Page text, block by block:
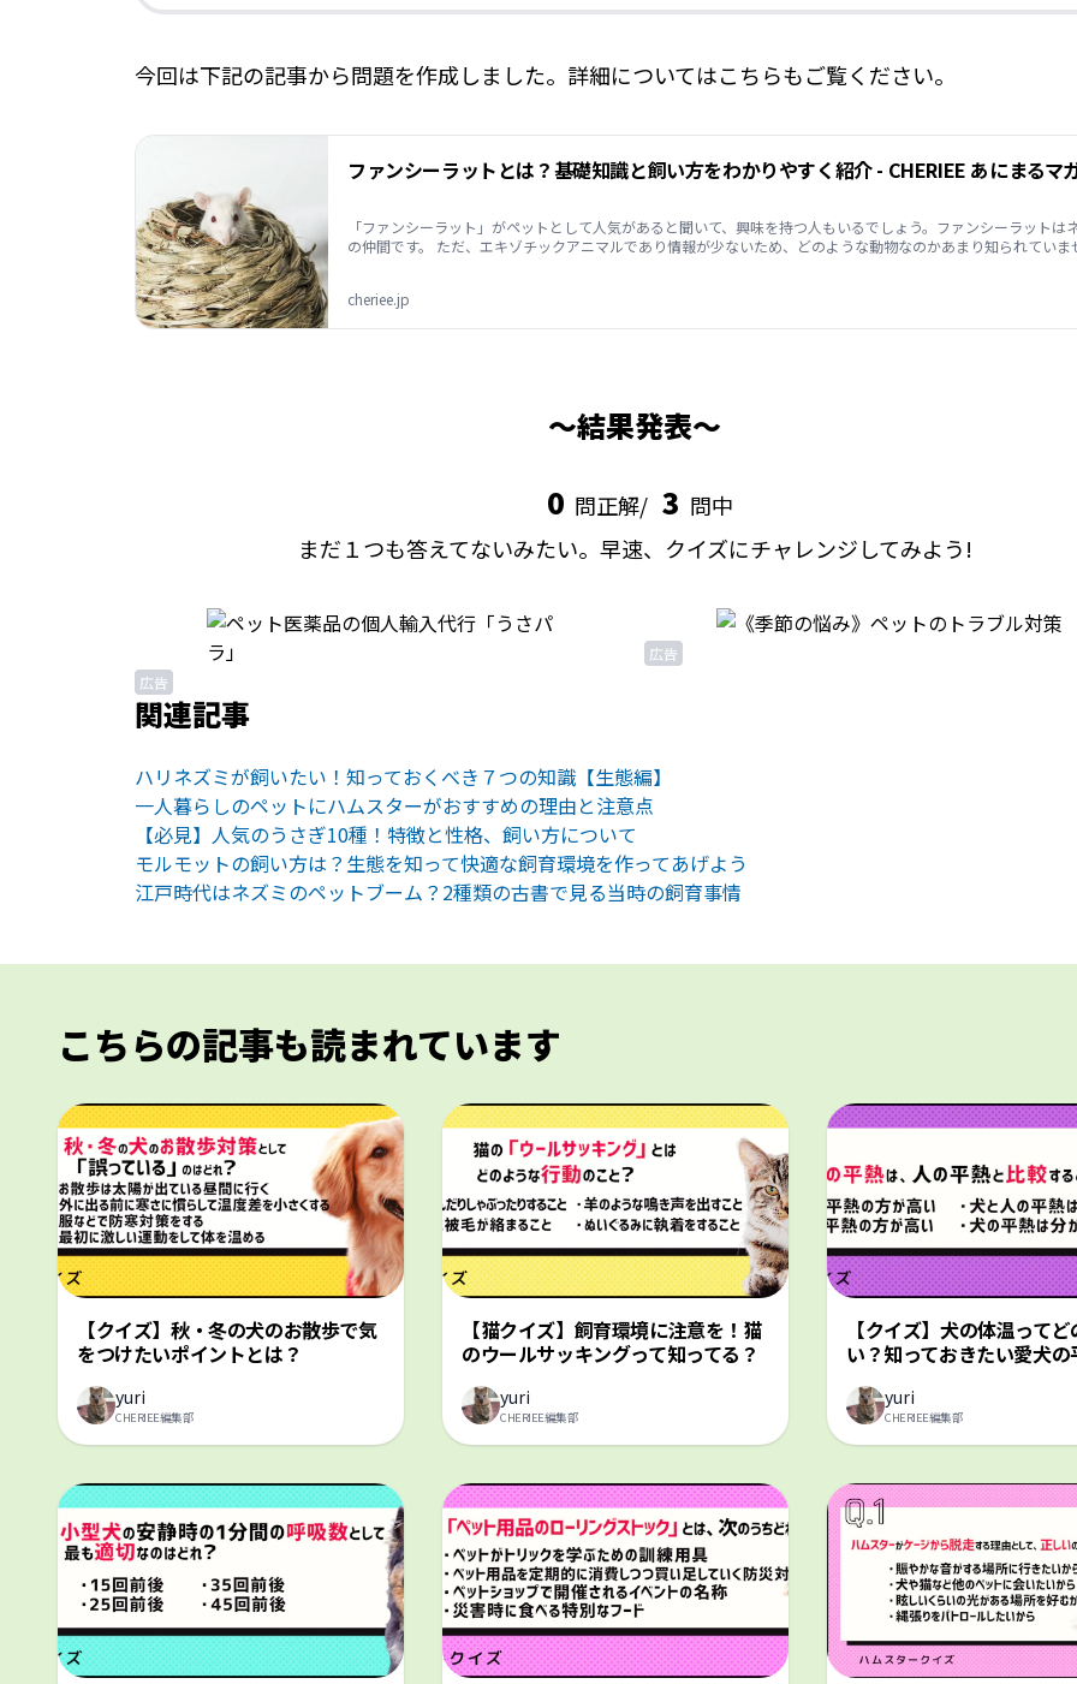
今回は下記の記事から問題を作成しました。詳細についてはこちらもご覧ください。
「ファンシーラット」がペットとして人気があると聞いて、興味を持つ人もいるでしょう。ファンシーラットは
の仲間です。 ただ、エキゾチックアニマルであり情報が少ないため、どのような動物なのかあまり知られていま
cheriee.jp
結果発表
0 問正解/ 3 問中
まだ１つも答えてないみたい。早速、クイズにチャレンジしてみよう!
広告
広告
関連記事
ハリネズミが飼いたい！知っておくべき７つの知識【生態編】
一人暮らしのペットにハムスターがおすすめの理由と注意点
【必見】人気のうさぎ10種！特徴と性格、飼い方について
モルモットの飼い方は？生態を知って快適な飼育環境を作ってあげよう
江戸時代はネズミのペットブーム？2種類の古書で見る当時の飼育事情
こちらの記事も読まれています
【クイズ】秋・冬の犬のお散歩で気
をつけたいポイントとは？
yuri
CHERIEE編集部
【猫クイズ】飼育環境に注意を！猫
のウールサッキングって知ってる？
yuri
CHERIEE編集部
【クイズ】犬の体温ってど
い？知っておきたい愛犬の
yuri
CHERIEE編集部